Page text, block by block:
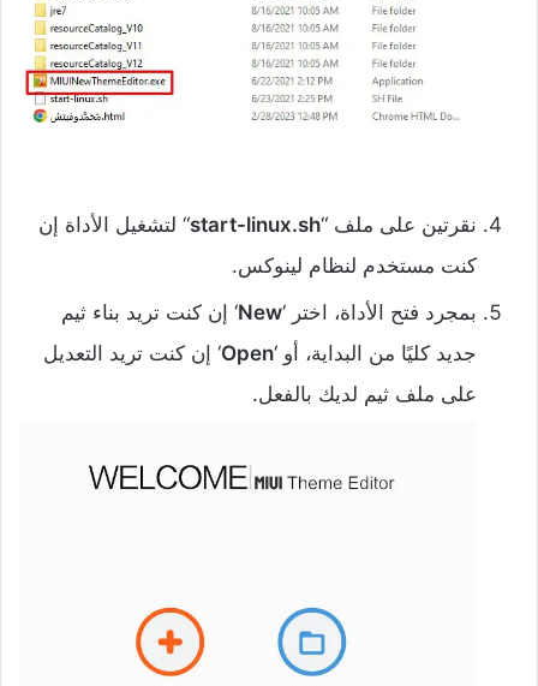
نقرتين على ملف “start-linux.sh“ لتشغيل الأداة إن
كنت مستخدم لنظام لينوكس.
بمجرد فتح الأداة، اختر ‘New‘ إن كنت تريد بناء ثيم
جديد كليًا من البداية، أو ‘Open‘ إن كنت تريد التعديل
على ملف ثيم لديك بالفعل.